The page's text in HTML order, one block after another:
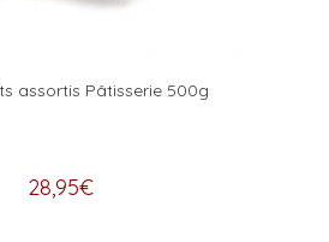
assortis Pâtisserie 500g
28,95€